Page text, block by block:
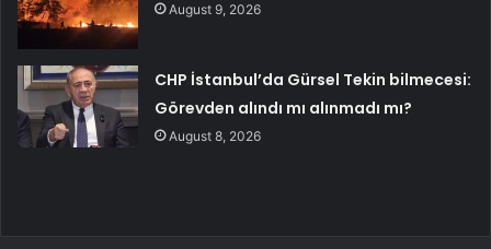
August 9, 2026
CHP İstanbul’da Gürsel Tekin bilmecesi:
Görevden alındı mı alınmadı mı?
August 8, 2026